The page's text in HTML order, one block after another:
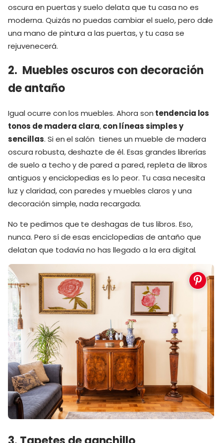
oscura en puertas y suelo delata que tu casa no es
moderna. Quizás no puedas cambiar el suelo, pero dale
una mano de pintura a las puertas, y tu casa se
rejuvenecerá.
2. Muebles oscuros con decoración
de antaño
Igual ocurre con los muebles. Ahora son tendencia los
tonos de madera clara,con líneas simples y
sencillas. Si en el salón tienes un mueble de madera
oscura robusta, deshazte de él. Esas grandes librerías
de suelo a techo y de pared a pared, repleta de libros
antiguos y enciclopedias es lo peor. Tu casa necesita
luz y claridad, con paredes y muebles claros y una
decoración simple, nada recargada.
No te pedimos que te deshagas de tus libros. Eso,
nunca. Pero sí de esas enciclopedias de antaño que
delatan que todavía no has llegado a la era digital.